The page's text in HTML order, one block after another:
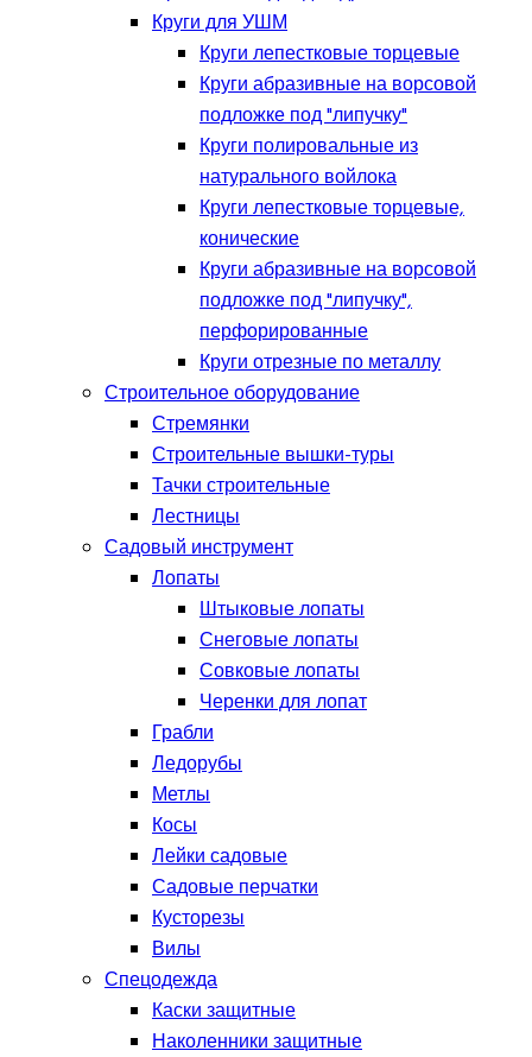
Круги для УШМ
Круги лепестковые торцевые
Круги абразивные на ворсовой
подложке под "липучку"
Круги полировальные из
натурального войлока
Круги лепестковые торцевые,
конические
Круги абразивные на ворсовой
подложке под "липучку",
перфорированные
Круги отрезные по металлу
Строительное оборудование
Стремянки
Строительные вышки-туры
Тачки строительные
Лестницы
Садовый инструмент
Лопаты
Штыковые лопаты
Снеговые лопаты
Совковые лопаты
Черенки для лопат
Грабли
Ледорубы
Метлы
Косы
Лейки садовые
Садовые перчатки
Кусторезы
Вилы
Спецодежда
Каски защитные
Наколенники защитные